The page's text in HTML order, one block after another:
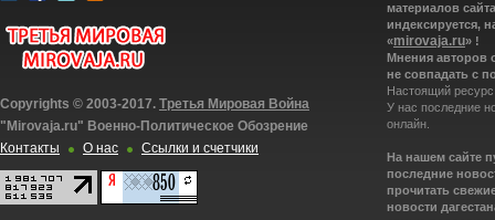
Copyrights © 2003-2017. Третья Мировая Война
"Mirovaja.ru" Военно-Политическое Обозрение
Контакты
О нас Ссылки и счетчики
материалов
индексируется,
«mirovaja.ru» !
Мнения авторов
не совпадать с
Настоящий
У нас последние
онлайн.
На нашем сайте
последние
прочитать
новости